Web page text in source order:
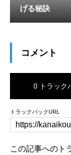
げる秘訣
コメント
0 トラック
トラックバックURL
この記事へのト